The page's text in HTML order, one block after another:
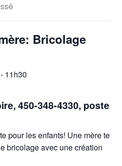
Bricolage
- 11h30
450-348-4330, poste
pour les enfants! Une mère te
bricolage avec une création